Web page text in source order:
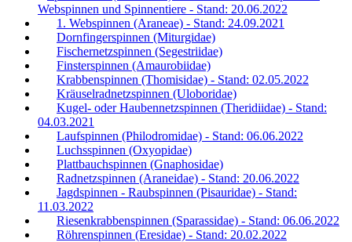
Webspinnen und Spinnentiere - Stand: 20.06.2022
1. Webspinnen (Araneae) - Stand: 24.09.2021
Dornfingerspinnen (Miturgidae)
Fischernetzspinnen (Segestriidae)
Finsterspinnen (Amaurobiidae)
Krabbenspinnen (Thomisidae) - Stand: 02.05.2022
Kräuselradnetzspinnen (Uloboridae)
Kugel- oder Haubennetzspinnen (Theridiidae) - Stand:
04.03.2021
Laufspinnen (Philodromidae) - Stand: 06.06.2022
Luchsspinnen (Oxyopidae)
Plattbauchspinnen (Gnaphosidae)
Radnetzspinnen (Araneidae) - Stand: 20.06.2022
Jagdspinnen - Raubspinnen (Pisauridae) - Stand:
11.03.2022
Riesenkrabbenspinnen (Sparassidae) - Stand: 06.06.2022
Röhrenspinnen (Eresidae) - Stand: 20.02.2022